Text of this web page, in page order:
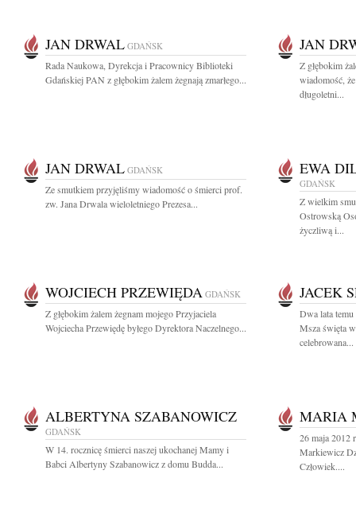
JAN DRWAL GDAŃSK
Rada Naukowa, Dyrekcja i Pracownicy Biblioteki
Gdańskiej PAN z głębokim żalem żegnają zmarłego...
JAN
Z głębokim
wiadomość,
długoletni...
JAN DRWAL GDAŃSK
Ze smutkiem przyjęliśmy wiadomość o śmierci prof.
zw. Jana Drwala wieloletniego Prezesa...
EWA
GDAŃSK
Z wielkim
Ostrowską
życzliwą i...
WOJCIECH PRZEWIĘDA GDAŃSK
Z głębokim żalem żegnam mojego Przyjaciela
Wojciecha Przewiędę byłego Dyrektora Naczelnego...
JACEK
Dwa lata temu
Msza święta
celebrowana...
ALBERTYNA SZABANOWICZ
GDAŃSK
W 14. rocznicę śmierci naszej ukochanej Mamy i
Babci Albertyny Szabanowicz z domu Budda...
MARIA
26 maja 2012
Markiewicz
Człowiek....